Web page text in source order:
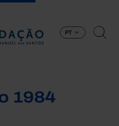
PT
1984